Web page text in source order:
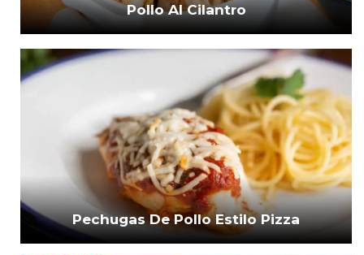
Pollo Al Cilantro
Pechugas De Pollo Estilo Pizza